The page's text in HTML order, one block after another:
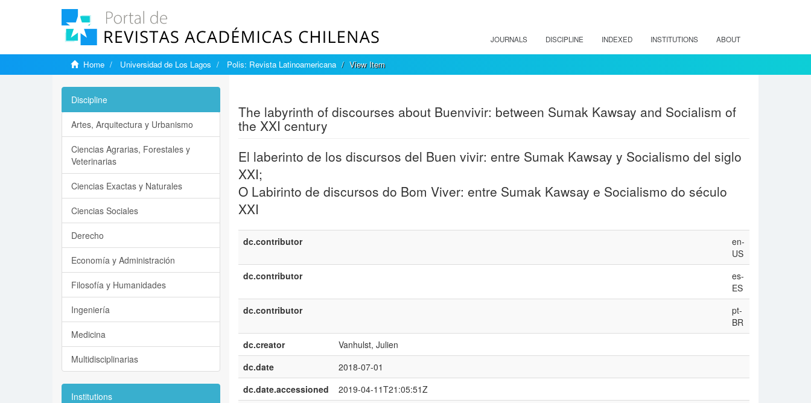
JOURNALS DISCIPLINE INDEXED INSTITUTIONS ABOUT
Home Universidad de Los Lagos Polis: Revista Latinoamericana View Item
The labyrinth of discourses about Buenvivir: between Sumak Kawsay and Socialism of
the XXI century
El laberinto de los discursos del Buen vivir: entre Sumak Kawsay y Socialismo del siglo
XXI;
O Labirinto de discursos do Bom Viver: entre Sumak Kawsay e Socialismo do século
XXI
dc.contributor
en-
US
dc.contributor
es-
ES
dc.contributor
pt-
BR
dc.creator
Vanhulst, Julien
dc.date
2018-07-01
dc.date.accessioned
2019-04-11T21:05:51Z
Discipline
Artes, Arquitectura y Urbanismo
Ciencias Agrarias, Forestales y
Veterinarias
Ciencias Exactas y Naturales
Ciencias Sociales
Derecho
Economía y Administración
Filosofía y Humanidades
Ingeniería
Medicina
Multidisciplinarias
Institutions